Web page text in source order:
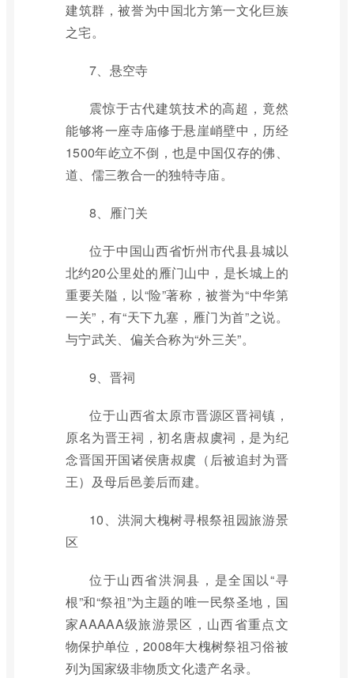
建筑群，被誉为中国北方第一文化巨族
之宅。
7、悬空寺
震惊于古代建筑技术的高超，竟然
能够将一座寺庙修于悬崖峭壁中，历经
1500年屹立不倒，也是中国仅存的佛、
道、儒三教合一的独特寺庙。
8、雁门关
位于中国山西省忻州市代县县城以
北约20公里处的雁门山中，是长城上的
重要关隘，以“险”著称，被誉为“中华第
一关”，有“天下九塞，雁门为首”之说。
与宁武关、偏关合称为“外三关”。
9、晋祠
位于山西省太原市晋源区晋祠镇，
原名为晋王祠，初名唐叔虞祠，是为纪
念晋国开国诸侯唐叔虞（后被追封为晋
王）及母后邑姜后而建。
10、洪洞大槐树寻根祭祖园旅游景
区
位于山西省洪洞县，是全国以“寻
根”和“祭祖”为主题的唯一民祭圣地，国
家AAAAA级旅游景区，山西省重点文
物保护单位，2008年大槐树祭祖习俗被
列为国家级非物质文化遗产名录。